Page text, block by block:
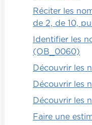
Réciter les
de 2, de 10,
Identifier les
(OB_0060)
Découvrir les
Découvrir les
Découvrir les
Faire une